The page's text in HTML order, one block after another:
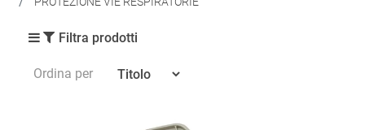
Filtra prodotti
Ordina per